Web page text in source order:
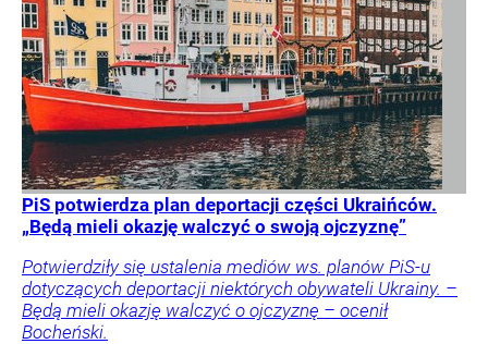
PiS potwierdza plan deportacji części Ukraińców.
„Będą mieli okazję walczyć o swoją ojczyznę”
Potwierdziły się ustalenia mediów ws. planów PiS-u
dotyczących deportacji niektórych obywateli Ukrainy. –
Będą mieli okazję walczyć o ojczyznę – ocenił
Bocheński.